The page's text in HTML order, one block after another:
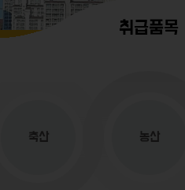
취급품목
축산 농산